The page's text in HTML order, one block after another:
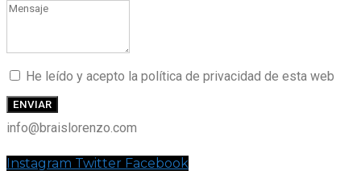
He leído y acepto la política de privacidad de esta web
ENVIAR
info@braislorenzo.com
Instagram Twitter Facebook